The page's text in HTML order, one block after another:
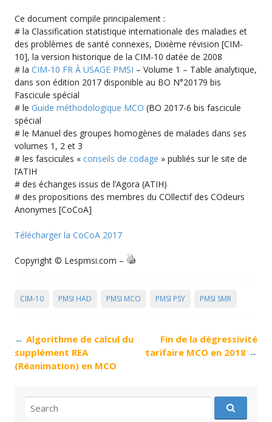
Ce document compile principalement :
# la Classification statistique internationale des maladies et
des problèmes de santé connexes, Dixième révision [CIM-
10], la version historique de la CIM-10 datée de 2008
# la CIM-10 FR À USAGE PMSI – Volume 1 – Table analytique,
dans son édition 2017 disponible au BO N°20179 bis
Fascicule spécial
# le Guide méthodologique MCO (BO 2017-6 bis fascicule
spécial
# le Manuel des groupes homogènes de malades dans ses
volumes 1, 2 et 3
# les fascicules « conseils de codage » publiés sur le site de
l’ATIH
# des échanges issus de l’Agora (ATIH)
# des propositions des membres du COllectif des COdeurs
Anonymes [CoCoA]
Télécharger la CoCoA 2017
Copyright © Lespmsi.com –
CIM-10 PMSI HAD PMSI MCO PMSI PSY PMSI SMR
Post
navigation
← Algorithme de calcul du
supplément REA
(Réanimation) en MCO
Fin de la dégressivité
tarifaire MCO en 2018 →
for: